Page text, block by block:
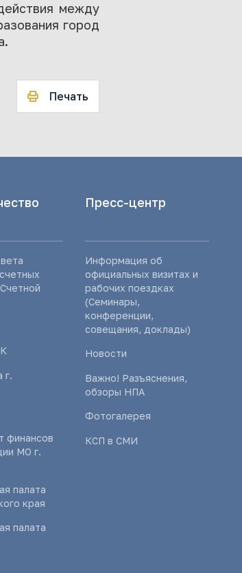
между
город
Печать
г.
финансов
МО г.
палата
края
палата
Пресс-центр
Информация об
официальных визитах и
рабочих поездках
(Семинары,
конференции,
совещания, доклады)
Новости
Важно! Разъяснения,
обзоры НПА
Фотогалерея
КСП в СМИ